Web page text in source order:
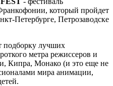
который пройдет
Петербурге, Петрозаводске
подборку лучших
метра режиссеров и
Кипра, Монако (и это еще не
мира анимации,